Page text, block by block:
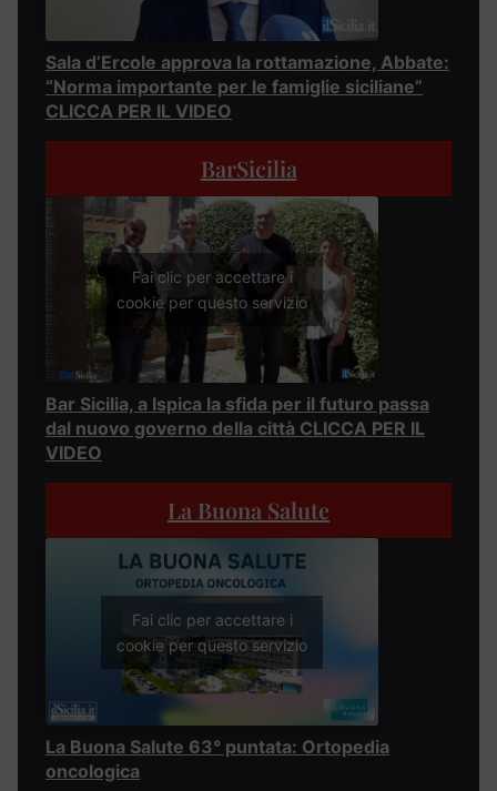
Sala d’Ercole approva la rottamazione, Abbate:
“Norma importante per le famiglie siciliane”
CLICCA PER IL VIDEO
BarSicilia
Fai clic per accettare i
cookie per questo servizio
Bar Sicilia, a Ispica la sfida per il futuro passa
dal nuovo governo della città CLICCA PER IL
VIDEO
La Buona Salute
Fai clic per accettare i
cookie per questo servizio
La Buona Salute 63° puntata: Ortopedia
oncologica